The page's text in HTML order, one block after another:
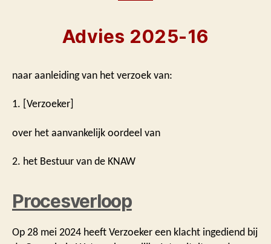
Advies 2025-16
naar aanleiding van het verzoek van:
1. [Verzoeker]
over het aanvankelijk oordeel van
2. het Bestuur van de KNAW
Procesverloop
Op 28 mei 2024 heeft Verzoeker een klacht ingediend bij